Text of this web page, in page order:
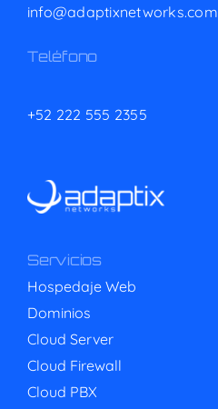
info@adaptixnetworks.com
Teléfono
+52 222 555 2355
Servicios
Hospedaje Web
Dominios
Cloud Server
Cloud Firewall
Cloud PBX